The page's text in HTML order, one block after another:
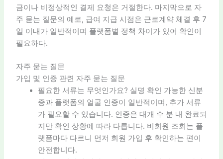
금이나 비정상적인 결제 요청은 거절한다. 마지막으로 자
주 묻는 질문의 예로, 급여 지급 시점은 근로계약 체결 후 7
일 이내가 일반적이며 플랫폼별 정책 차이가 있어 확인이
필요하다.
자주 묻는 질문
가입 및 인증 관련 자주 묻는 질문
필요한 서류는 무엇인가요? 실명 확인 가능한 신분
증과 플랫폼의 얼굴 인증이 일반적이며, 추가 서류
가 필요할 수 있습니다. 인증은 대개 수 분 내 완료되
지만 확인 상황에 따라 다릅니다. 비회원 조회는 플
랫폼마다 다르니 먼저 회원 가입 후 확인하는 편이
안전합니다.